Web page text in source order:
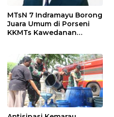
MTsN 7 Indramayu Borong
Juara Umum di Porseni
KKMTs Kawedanan